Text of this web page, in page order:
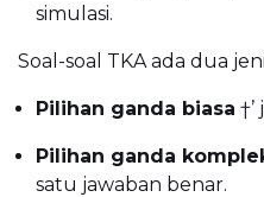
simulasi.
Soal-soal TKA ada dua
Pilihan ganda biasa
Pilihan ganda
satu jawaban benar.